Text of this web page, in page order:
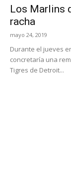
Los Marlins
racha
mayo 24, 2019
Durante el jueves
concretaría una
Tigres de Detroit...